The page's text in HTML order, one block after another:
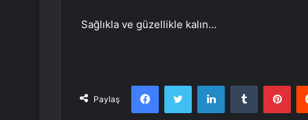
Sağlıkla ve güzellikle kalın…
Paylaş
FacebookTwitter LinkedInTumblr